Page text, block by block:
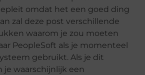
omdat het een goed ding
zal deze post verschillende
waarom je zou moeten
PeopleSoft als je momenteel
gebruikt. Als je dit
je waarschijnlijk een